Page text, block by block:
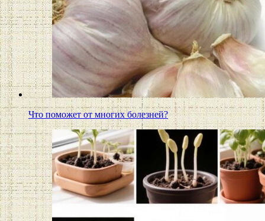
Что поможет от многих болезней?